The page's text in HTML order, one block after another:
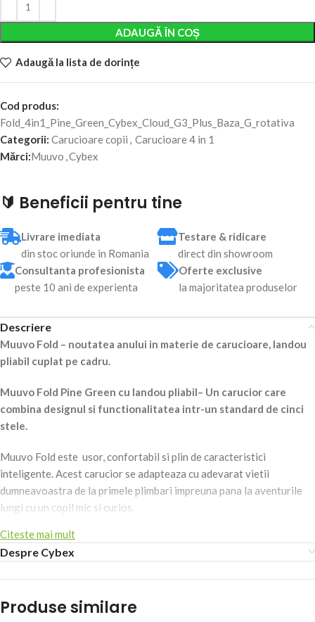
ADAUGĂ ÎN COȘ
Adaugă la lista de dorințe
Cod produs:
Fold_4in1_Pine_Green_Cybex_Cloud_G3_Plus_Baza_G_rotativa
Categorii: Carucioare copii
Carucioare 4 in 1
Mărci:Muuvo Cybex
🔰 Beneficii pentru tine
Livrare imediata
din stoc oriunde in Romania
Testare & ridicare
direct din showroom
Consultanta profesionista
peste 10 ani de experienta
Oferte exclusive
la majoritatea produselor
Descriere
Muuvo Fold – noutatea anului in materie de carucioare, landou
pliabil cuplat pe cadru.
Muuvo Fold Pine Green cu landou pliabil– Un carucior care
combina designul si functionalitatea intr-un standard de cinci
stele.
Muuvo Fold este usor, confortabil si plin de caracteristici
inteligente. Acest carucior se adapteaza cu adevarat vietii
dumneavoastra de la primele plimbari impreuna pana la aventurile
lungi cu un copil mic si curios.
Fiecare mama stie cat de important este sa aleaga un carucior care
sa asigure confort atat pentru copil, cat si pentru parinte. Acesta te
Citeste mai mult
Despre Cybex
Produse similare